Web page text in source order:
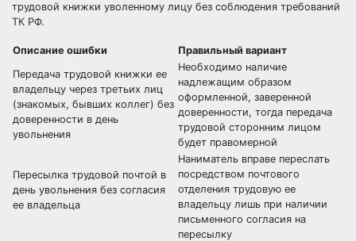
трудовой книжки уволенному лицу без соблюдения требований
ТК РФ.
Описание ошибки
Правильный вариант
Передача трудовой книжки ее
владельцу через третьих лиц
(знакомых, бывших коллег) без
доверенности в день
увольнения
Необходимо наличие
надлежащим образом
оформленной, заверенной
доверенности, тогда передача
трудовой сторонним лицом
будет правомерной
Пересылка трудовой почтой в
день увольнения без согласия
ее владельца
Наниматель вправе переслать
посредством почтового
отделения трудовую ее
владельцу лишь при наличии
письменного согласия на
пересылку